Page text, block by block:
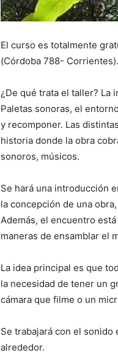
El curso es totalmente
(Córdoba 788- Corrientes).
¿De qué trata el taller? La
Paletas sonoras, el
y recomponer. Las
historia donde la obra
sonoros, músicos.
Se hará una introducción
la concepción de una
Además, el encuentro
maneras de ensamblar el
La idea principal es que
la necesidad de tener un
cámara que filme o un
Se trabajará con el sonido
alrededor.